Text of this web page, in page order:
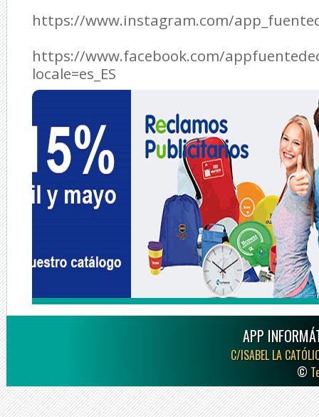
https://www.instagram.com/
https://www.facebook.com/
locale=es_ES
APP
C/ISABEL LA
©